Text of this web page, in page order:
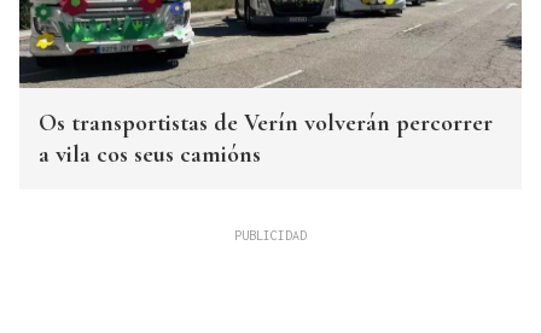
Os transportistas de Verín volverán percorrer
a vila cos seus camións